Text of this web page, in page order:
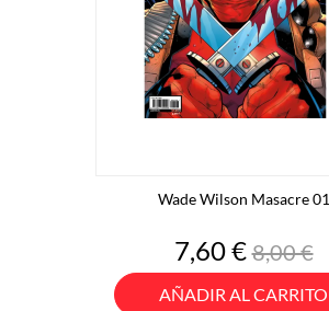
Wade Wilson Masacre 01
Precio
7,60 €Precio
base
8,00 €
AÑADIR AL CARRITO